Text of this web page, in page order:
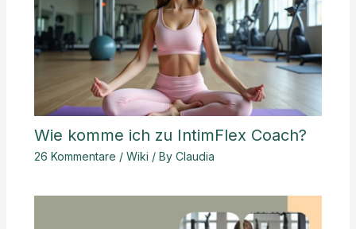
Wie komme ich zu IntimFlex Coach?
26 Kommentare / Wiki / By Claudia